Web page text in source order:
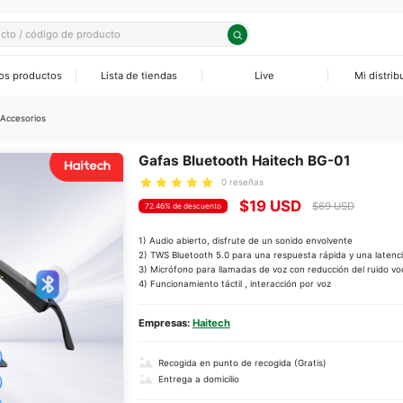
Horizontales
y Componentes
productos Lista de tiendas Live Mi
Accesorios
Gafas Bluetooth Haitech BG-01
0 reseñas
72.46% de descuento $19 USD $69 USD
1) Audio abierto, disfrute de un sonido envolvente
2) TWS Bluetooth 5.0 para una respuesta rápida y una
3) Micrófono para llamadas de voz con reducción del ruido
4) Funcionamiento táctil , interacción por voz
Empresas: Haitech
Recogida en punto de recogida (Gratis)
Entrega a domicilio